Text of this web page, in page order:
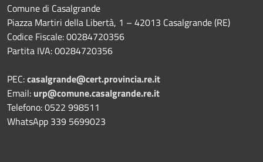
Comune di Casalgrande
Piazza Martiri della Libertà, 1 – 42013 Casalgrande (RE)
Codice Fiscale: 00284720356
Partita IVA: 00284720356
PEC:casalgrande@cert.provincia.re.it
Email: urp@comune.casalgrande.re.it
Telefono: 0522 998511
WhatsApp 339 5699023